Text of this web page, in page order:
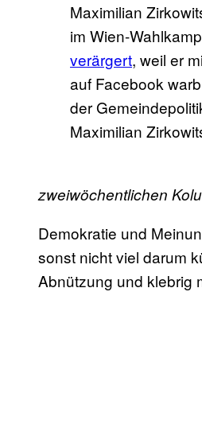
Maximilian
im Wien-
verärgert, weil er
auf Facebook
der
Maximilian
zweiwöchentlichen
Demokratie und
sonst nicht viel darum
Abnützung und klebrig